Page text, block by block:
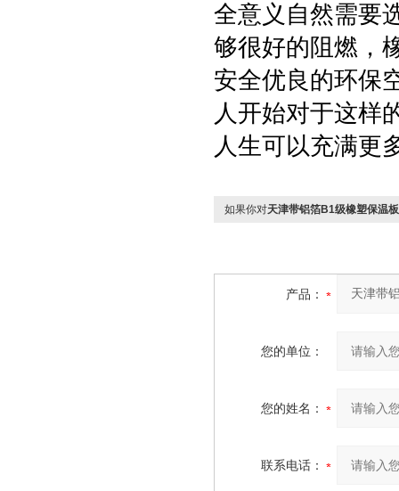
全意义自然需要
够很好的阻燃，
安全优良的环保
人开始对于这样
人生可以充满更
如果你对天津带铝箔B1级橡塑保温
产品：
您的单位：
您的姓名：
联系电话：